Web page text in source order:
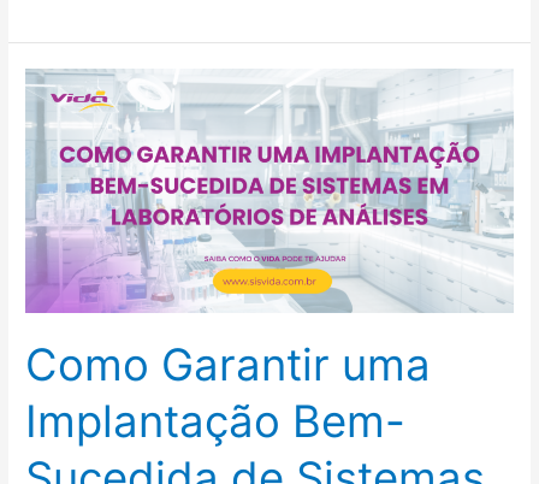
Como Garantir uma
Implantação Bem-
Como
Garantir
Implantação
Bem-
Sucedida
Sistemas
Laboratórios
de
Análises